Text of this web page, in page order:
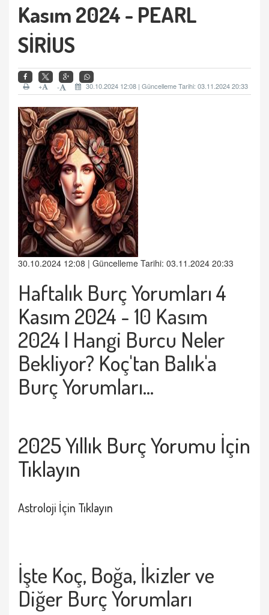
Kasım 2024 - PEARL
SİRİUS
30.10.2024 12:08 | Güncelleme Tarihi: 03.11.2024 20:33
-
+
30.10.2024 12:08 | Güncelleme Tarihi: 03.11.2024 20:33
Haftalık Burç Yorumları4
Kasım 2024 - 10 Kasım
2024 | Hangi Burcu Neler
Bekliyor? Koç'tan Balık'a
Burç Yorumları...
2025 Yıllık Burç Yorumu İçin
Tıklayın
Astroloji İçin Tıklayın
İşte Koç, Boğa, İkizler ve
Diğer Burç Yorumları